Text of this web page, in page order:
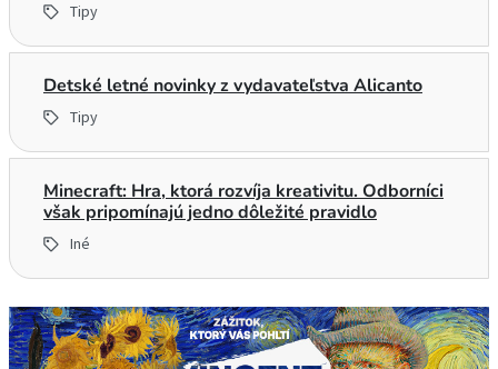
Tipy
Detské letné novinky z vydavateľstva Alicanto
Tipy
Minecraft: Hra, ktorá rozvíja kreativitu. Odborníci
však pripomínajú jedno dôležité pravidlo
Iné